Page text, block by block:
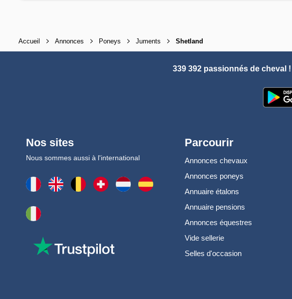
Accueil Annonces Poneys Juments Shetland
339 392 passionnés de cheval !
Nos sites
Nous sommes aussi à l'international
Parcourir
Annonces chevaux
Annonces poneys
Annuaire étalons
Annuaire pensions
Annonces équestres
Vide sellerie
Selles d'occasion